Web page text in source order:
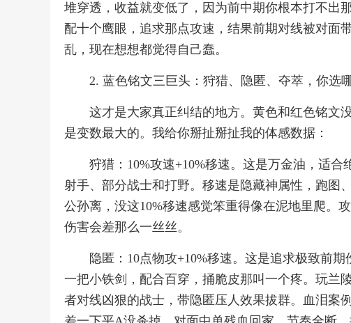
堆穿透，收益就变低了，因为前中期你根本打不出
配十个鹰眼，追求那点攻速，结果前期对线被对面
乱，现在想想都觉得自己蠢。
2. 蓝色铭文三巨头：狩猎、隐匿、夺萃，你选
这才是大家真正纠结的地方。黄色和红色铭文
是变数最大的。我给你掰扯掰扯我的体感数据：
狩猎：10%攻速+10%移速。这是万金油，适
射手、部分战士和打野。移速是隐藏神属性，跑图
公孙离，没这10%移速感觉笨重得像在泥地里爬。
伤害会差那么一丝丝。
隐匿：10点物攻+10%移速。这是追求极致前
一把小铁剑，配合百穿，捅脆皮那叫一个疼。玩兰
者对线凶狠的战士，带隐匿压人效果拔群。血泪案